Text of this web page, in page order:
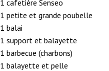
1 cafetière Senseo
1 petite et grande poubelle
1 balai
1 support et balayette
1 barbecue (charbons)
1 balayette et pelle